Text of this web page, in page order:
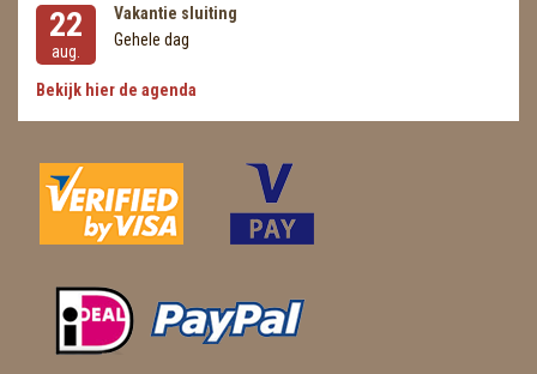
22
aug.
Vakantie sluiting
Gehele dag
Bekijk hier de agenda